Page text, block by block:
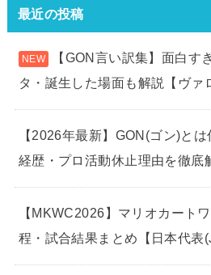
最近の投稿
【GON言い訳集】面白す
タ・誕生した場面も解説【ヴァ
【2026年最新】GON(ゴン)と
経歴・プロ活動休止理由を徹底
【MKWC2026】マリオカート
程・試合結果まとめ【日本代表